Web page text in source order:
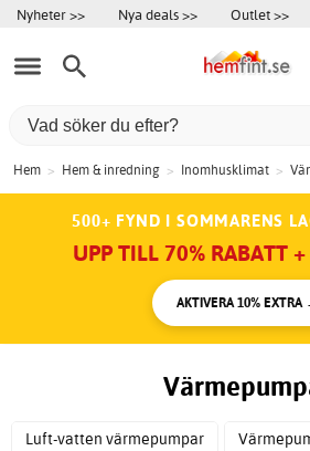
Nyheter >> Nya deals >> Outlet >>
Hem > Hem & inredning > Inomhusklimat >
500+ FYND I SOMMARENS
UPP TILL 70% RABATT
AKTIVERA 10% EXTRA
Luft-vatten värmepumpar